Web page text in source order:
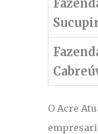
O Acre